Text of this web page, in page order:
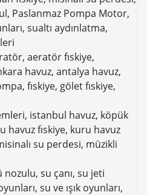
Paslanmaz Pompa Motor,
sualtı aydınlatma,
aeratör fıskiye,
havuz, antalya havuz,
fıskiye, gölet fıskiye,
istanbul havuz, köpük
havuz fıskiye, kuru havuz
su perdesi, müzikli
su çanı, su jeti
su ve ışık oyunları,